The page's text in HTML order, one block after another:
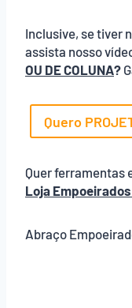
Inclusive, se tiver
assista nosso
OU DE COLUNA?
Quero
Quer ferramentas
Loja
Abraço